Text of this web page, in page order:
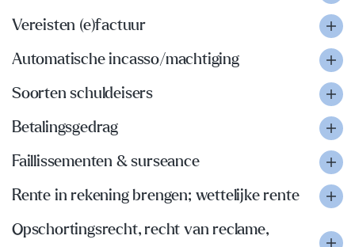
Vereisten (e)factuur
Automatische incasso/machtiging
Soorten schuldeisers
Betalingsgedrag
Faillissementen & surseance
Rente in rekening brengen; wettelijke rente
Opschortingsrecht, recht van reclame,